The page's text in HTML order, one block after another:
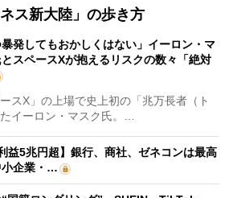
ス新大陸」の歩き方
暴発してもおかしくはない」イーロン・マ
スペースXが抱えるリスクの数々「絶対
スX」の上場で史上初の「兆万長者（ト
イーロン・マスク氏。…
益5兆円超】銀行、商社、ゼネコンは最高
小企業・…